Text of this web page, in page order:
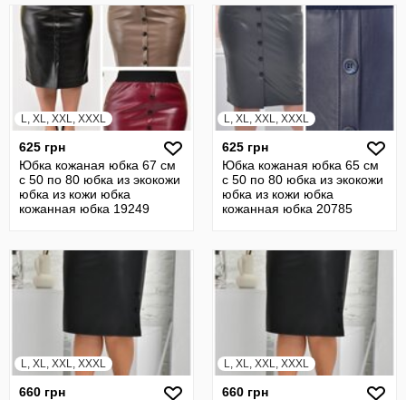
L, XL, XXL, XXXL
625 грн
Юбка кожаная юбка 67 см
с 50 по 80 юбка из экокожи
юбка из кожи юбка
кожанная юбка 19249
L, XL, XXL, XXXL
625 грн
Юбка кожаная юбка 65 см
с 50 по 80 юбка из экокожи
юбка из кожи юбка
кожанная юбка 20785
L, XL, XXL, XXXL
660 грн
L, XL, XXL, XXXL
660 грн